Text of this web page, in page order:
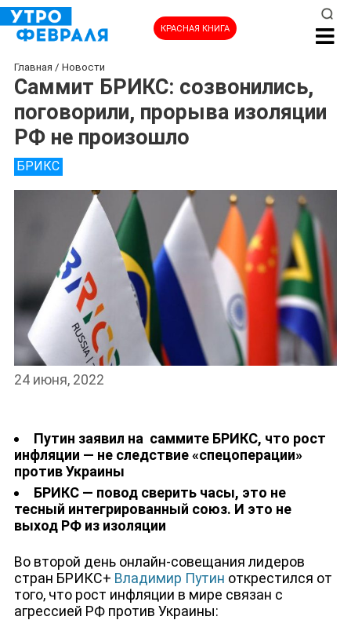
КРАСНАЯ КНИГА
Главная / Новости
Саммит БРИКС: созвонились,
поговорили, прорыва изоляции
РФ не произошло
БРИКС
24 июня, 2022
Путин заявил на саммите БРИКС, что рост
инфляции — не следствие «спецоперации»
против Украины
БРИКС — повод сверить часы, это не
тесный интегрированный союз. И это не
выход РФ из изоляции
Во второй день онлайн-совещания лидеров
стран БРИКС+ Владимир Путин открестился от
того, что рост инфляции в мире связан с
агрессией РФ против Украины: